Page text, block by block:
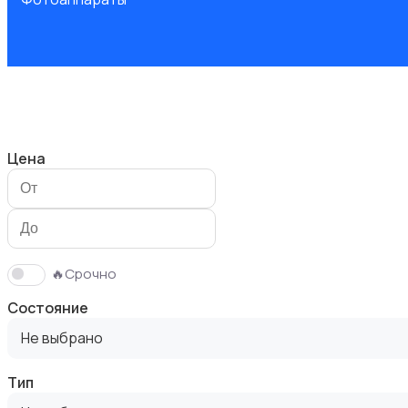
Видеонаблюдение
Цена
🔥Срочно
Состояние
Не выбрано
Тип